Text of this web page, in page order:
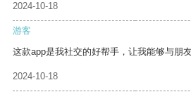
2024-10-18
游客
这款app是我社交的好帮手，让我能够与朋
2024-10-18